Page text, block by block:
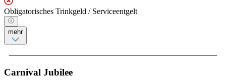
Obligatorisches Trinkgeld / Serviceentgelt
mehr
Carnival Jubilee